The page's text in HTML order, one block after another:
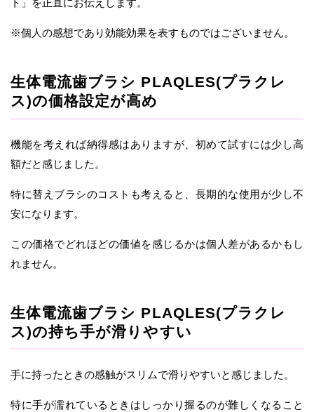
ト」を正直にお伝えします。
※個人の感想であり効能効果を表すものではございません。
生体電流歯ブラシ PLAQLES(プラクレ
ス)の価格設定が高め
機能を考えれば納得感はありますが、初めて試すには少し高
額だと感じました。
特に替えブラシのコストも考えると、長期的な使用が少し不
安になります。
この価格でどれほどの価値を感じるかは個人差があるかもし
れません。
生体電流歯ブラシ PLAQLES(プラクレ
ス)の持ち手が滑りやすい
手に持ったときの感触がスリムで滑りやすいと感じました。
特に手が濡れているときはしっかり握るのが難しくなること